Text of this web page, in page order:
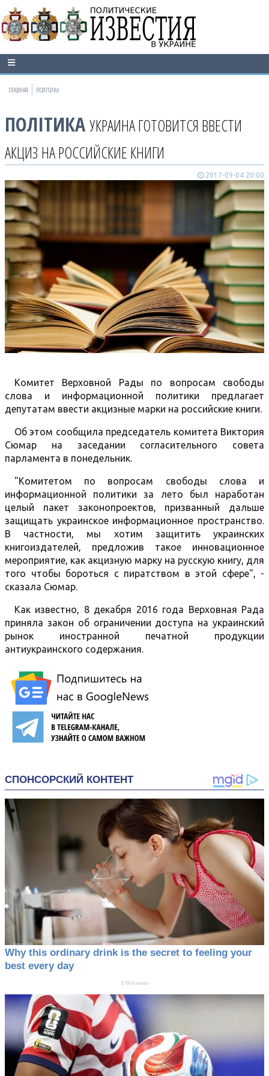
ГЛАВНАЯ ПОЛІТИКА
ПОЛІТИКА УКРАИНА ГОТОВИТСЯ ВВЕСТИ
АКЦИЗ НА РОССИЙСКИЕ КНИГИ
2017-09-04 20:00
Комитет Верховной Рады по вопросам свободы
слова и информационной политики предлагает
депутатам ввести акцизные марки на российские книги.
Об этом сообщила председатель комитета Виктория
Сюмар на заседании согласительного совета
парламента в понедельник.
"Комитетом по вопросам свободы слова и
информационной политики за лето был наработан
целый пакет законопроектов, призванный дальше
защищать украинское информационное пространство.
В частности, мы хотим защитить украинских
книгоиздателей, предложив такое инновационное
мероприятие, как акцизную марку на русскую книгу, для
того чтобы бороться с пиратством в этой сфере", -
сказала Сюмар.
Как известно, 8 декабря 2016 года Верховная Рада
приняла закон об ограничении доступа на украинский
рынок иностранной печатной продукции
антиукраинского содержания.